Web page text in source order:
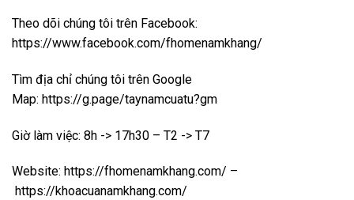
Theo dõi chúng tôi trên Facebook:
https://www.facebook.com/fhomenamkhang/
Tìm địa chỉ chúng tôi trên Google
Map: https://g.page/taynamcuatu?gm
Giờ làm việc: 8h -> 17h30 – T2 -> T7
Website: https://fhomenamkhang.com/ –
https://khoacuanamkhang.com/